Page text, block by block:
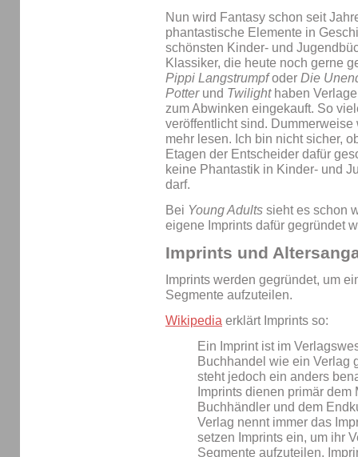
Nun wird Fantasy schon seit
phantastische Elemente in
schönsten Kinder- und
Klassiker, die heute noch gerne
Pippi Langstrumpfoder Die
Potterund Twilighthaben
zum Abwinken eingekauft. So
veröffentlicht sind.
mehr lesen. Ich bin nicht sicher,
Etagen der Entscheider dafür
keine Phantastik in Kinder- und
darf.
Bei Young Adults sieht es schon
eigene Imprints dafür gegründet
Imprints und
Imprints werden gegründet, um
Segmente aufzuteilen.
Wikipedia erklärt Imprints so:
Ein Imprint ist im
Buchhandel wie ein Verlag
steht jedoch ein anders
Imprints dienen primär
Buchhändler und dem
Verlag nennt immer das
setzen Imprints ein, um ihr
Segmente aufzuteilen.